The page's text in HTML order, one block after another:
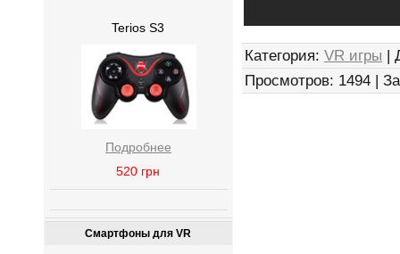
Terios S3
Подробнее
520 грн
Смартфоны для VR
Категория: VR игры |
Просмотров: 1494 |